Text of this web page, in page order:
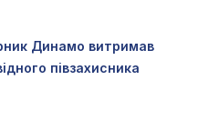
Динамо витримав
півзахисника